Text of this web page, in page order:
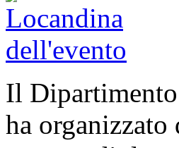
Il Dipartimento
ha